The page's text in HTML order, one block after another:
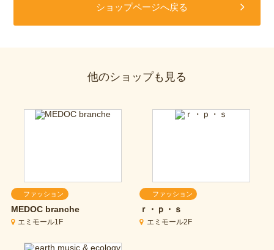
ショップページへ戻る
他のショップも見る
ファッション
MEDOC branche
エミモール1F
ファッション
ｒ・ｐ・ｓ
エミモール2F